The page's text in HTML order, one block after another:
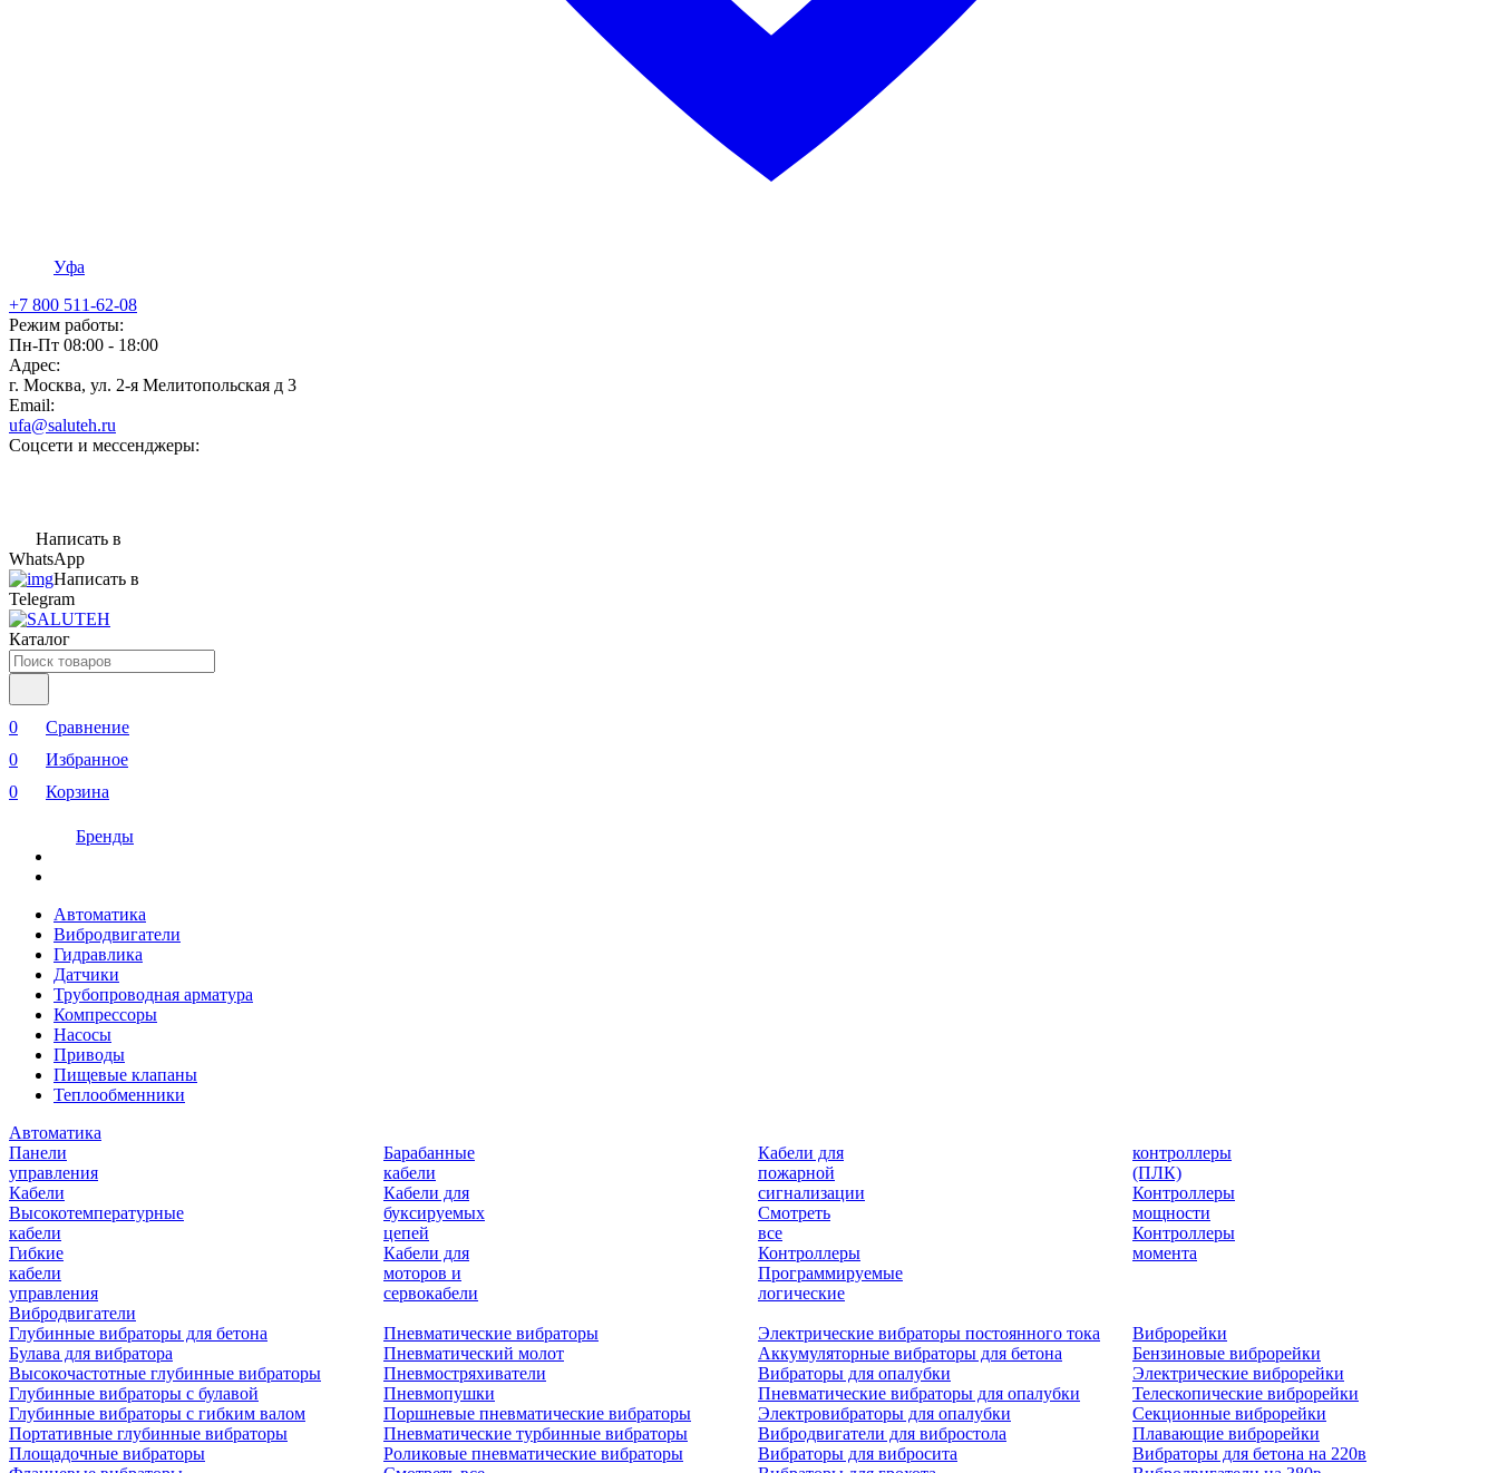
Уфа
+7 800 511-62-08
Режим работы:
Пн-Пт 08:00 - 18:00
Адрес:
г. Москва, ул. 2-я Мелитопольская д 3
Email:
ufa@saluteh.ru
Соцсети и мессенджеры:
Написать в
WhatsApp
Написать в
Telegram
Каталог
0
Сравнение
0
Избранное
0
Корзина
Бренды
Автоматика
Вибродвигатели
Гидравлика
Датчики
Трубопроводная арматура
Компрессоры
Насосы
Приводы
Пищевые клапаны
Теплообменники
Автоматика
Панели
управления
Кабели
Высокотемпературные
кабели
Гибкие
кабели
управления
Барабанные
кабели
Кабели для
буксируемых
цепей
Кабели для
моторов и
сервокабели
Кабели для
пожарной
сигнализации
Смотреть
все
Контроллеры
Программируемые
логические
контроллеры
(ПЛК)
Контроллеры
мощности
Контроллеры
момента
Вибродвигатели
Глубинные вибраторы для бетона
Булава для вибратора
Высокочастотные глубинные вибраторы
Глубинные вибраторы с булавой
Глубинные вибраторы с гибким валом
Портативные глубинные вибраторы
Площадочные вибраторы
Пневматические вибраторы
Пневматический молот
Пневмостряхиватели
Пневмопушки
Поршневые пневматические вибраторы
Пневматические турбинные вибраторы
Роликовые пневматические вибраторы
Электрические вибраторы постоянного тока
Аккумуляторные вибраторы для бетона
Вибраторы для опалубки
Пневматические вибраторы для опалубки
Электровибраторы для опалубки
Вибродвигатели для вибростола
Вибраторы для вибросита
Виброрейки
Бензиновые виброрейки
Электрические виброрейки
Телескопические виброрейки
Секционные виброрейки
Плавающие виброрейки
Вибраторы для бетона на 220в